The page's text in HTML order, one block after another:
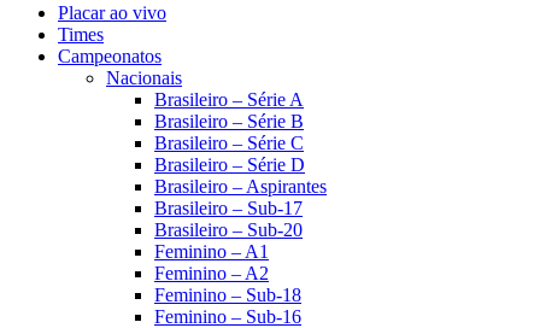
Placar ao vivo
Times
Campeonatos
Nacionais
Brasileiro – Série A
Brasileiro – Série B
Brasileiro – Série C
Brasileiro – Série D
Brasileiro – Aspirantes
Brasileiro – Sub-17
Brasileiro – Sub-20
Feminino – A1
Feminino – A2
Feminino – Sub-18
Feminino – Sub-16